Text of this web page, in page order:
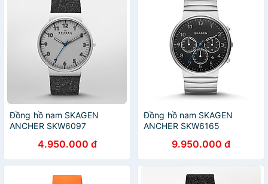
Đồng hồ nam SKAGEN
ANCHER SKW6097
4.950.000 đ
Đồng hồ nam SKAGEN
ANCHER SKW6165
9.950.000 đ